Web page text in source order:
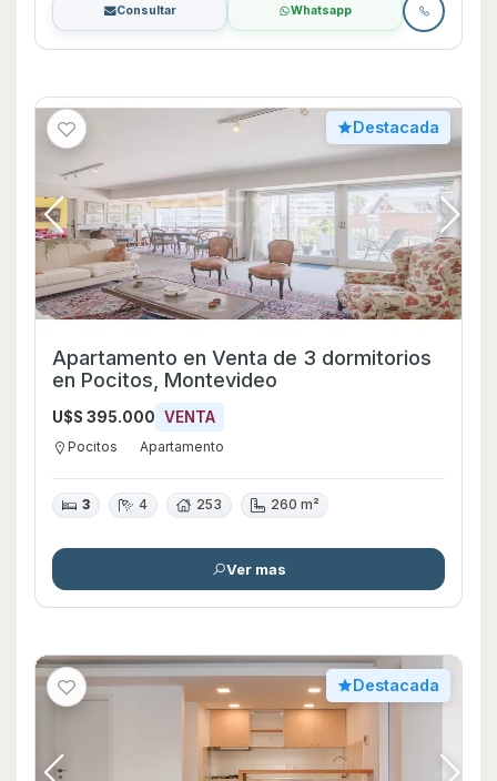
Consultar Whatsapp
Destacada
Apartamento en Venta de 3 dormitorios
en Pocitos, Montevideo
U$S 395.000 VENTA
Pocitos Apartamento
3 4 253 260 m²
Ver mas
Destacada